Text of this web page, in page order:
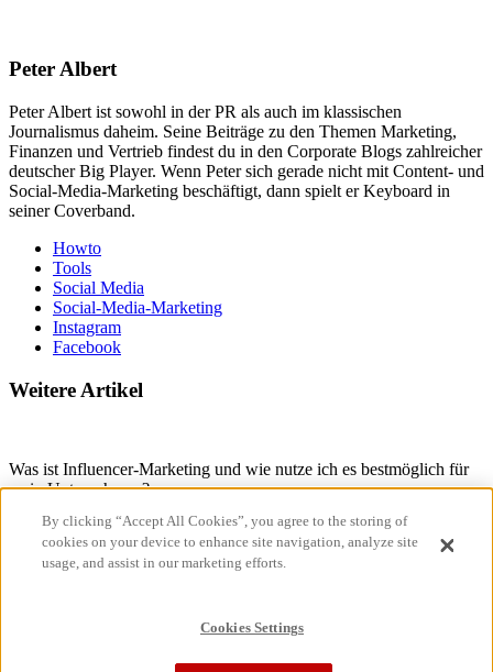
Peter Albert
Peter Albert ist sowohl in der PR als auch im klassischen
Journalismus daheim. Seine Beiträge zu den Themen Marketing,
Finanzen und Vertrieb findest du in den Corporate Blogs zahlreicher
deutscher Big Player. Wenn Peter sich gerade nicht mit Content- und
Social-Media-Marketing beschäftigt, dann spielt er Keyboard in
seiner Coverband.
Howto
Tools
Social Media
Social-Media-Marketing
Instagram
Facebook
Weitere Artikel
Was ist Influencer-Marketing und wie nutze ich es bestmöglich für
mein Unternehmen?
How‌ ‌to:‌ ‌Auf‌ ‌Instagram‌ ‌reposten
How to: Ein Instagram Unternehmenskonto erstellen
By clicking “Accept All Cookies”, you agree to the storing of
cookies on your device to enhance site navigation, analyze site
usage, and assist in our marketing efforts.
Cookies Settings